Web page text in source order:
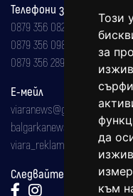
Този
за
да
към
Телефони за реклама и
0879 356 082
0879 356 098
0879 356 289
Е-мейл
viaranews@gmail.com
balgarkanews@gmail.com
viara_reklama@mail.bg
Следвайте ни: